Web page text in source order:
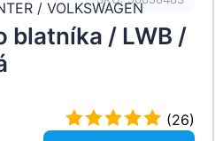
/ VOLKSWAGEN
blatníka / LWB /
(26)